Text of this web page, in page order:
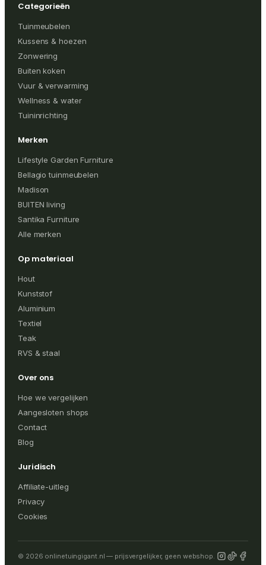
Categorieën
Tuinmeubelen
Kussens & hoezen
Zonwering
Buiten koken
Vuur & verwarming
Wellness & water
Tuininrichting
Merken
Lifestyle Garden Furniture
Bellagio tuinmeubelen
Madison
BUITEN living
Santika Furniture
Alle merken
Op materiaal
Hout
Kunststof
Aluminium
Textiel
Teak
RVS & staal
Over ons
Hoe we vergelijken
Aangesloten shops
Contact
Blog
Juridisch
Affiliate-uitleg
Privacy
Cookies
© 2026 onlinetuingigant.nl — prijsvergelijker, geen webshop.